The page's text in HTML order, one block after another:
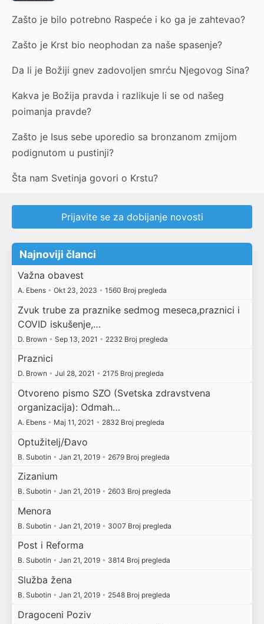
Zašto je bilo potrebno Raspeće i ko ga je zahtevao?
Zašto je Krst bio neophodan za naše spasenje?
Da li je Božiji gnev zadovoljen smrću Njegovog Sina?
Kakva je Božija pravda i razlikuje li se od našeg
poimanja pravde?
Zašto je Isus sebe uporedio sa bronzanom zmijom
podignutom u pustinji?
Šta nam Svetinja govori o Krstu?
Prijavite se za dobijanje novosti
Najnoviji članci
Važna obavest
A. Ebens • Okt 23, 2023 • 1560 Broj pregleda
Zvuk trube za praznike sedmog meseca,praznici i
COVID iskušenje,…
D. Brown • Sep 13, 2021 • 2232 Broj pregleda
Praznici
D. Brown • Jul 28, 2021 • 2175 Broj pregleda
Otvoreno pismo SZO (Svetska zdravstvena
organizacija): Odmah…
A. Ebens • Maj 11, 2021 • 2832 Broj pregleda
Optužitelj/Đavo
B. Subotin • Jan 21, 2019 • 2679 Broj pregleda
Zizanium
B. Subotin • Jan 21, 2019 • 2603 Broj pregleda
Menora
B. Subotin • Jan 21, 2019 • 3007 Broj pregleda
Post i Reforma
B. Subotin • Jan 21, 2019 • 3814 Broj pregleda
Služba žena
B. Subotin • Jan 21, 2019 • 2548 Broj pregleda
Dragoceni Poziv